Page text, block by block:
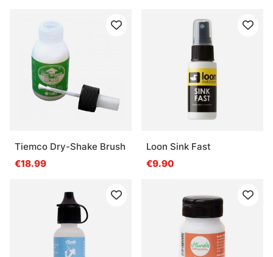
Tiemco Dry-Shake Brush
€18.99
Loon Sink Fast
€9.90